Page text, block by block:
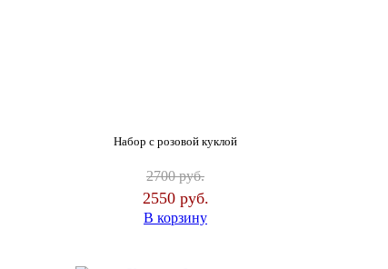
Набор с розовой куклой
2700руб.
2550 руб.
В корзину